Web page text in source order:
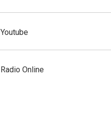
Youtube
Radio Online